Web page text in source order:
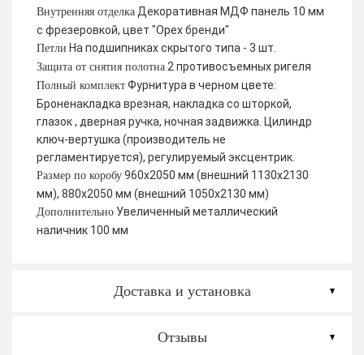
Внутренняя отделка Декоративная МДФ панель 10 мм
с фрезеровкой, цвет "Орех бренди"
Петли На подшипниках скрытого типа - 3 шт.
Защита от снятия полотна 2 противосъемных ригеля
Полный комплект Фурнитура в черном цвете:
Броненакладка врезная, накладка со шторкой,
глазок , дверная ручка, ночная задвижка. Цилиндр
ключ-вертушка (производитель не
регламентируется), регулируемый эксцентрик.
Размер по коробу 960х2050 мм (внешний 1130х2130
мм), 880х2050 мм (внешний 1050х2130 мм)
Дополнительно Увеличенный металлический
наличник 100 мм
Доставка и установка
Отзывы